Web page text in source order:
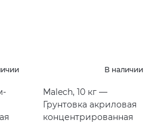
В наличии
Malech, 10 кг —
Грунтовка акриловая
концентрированная